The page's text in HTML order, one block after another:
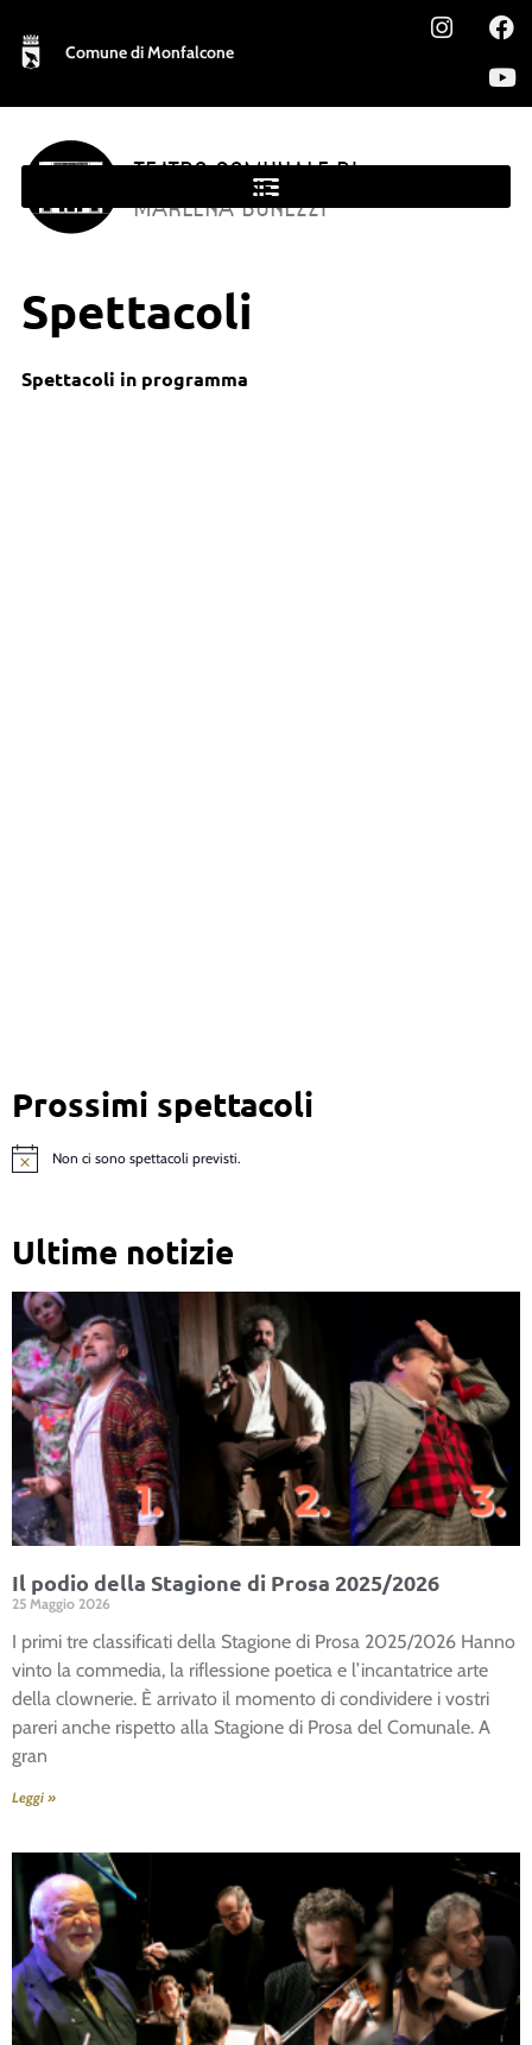
Comune di Monfalcone
TEATRO COMUNALE DI
MONFALCONE
MARLENA BONEZZI
Spettacoli
Spettacoli in programma
Prossimi spettacoli
Notice Non ci sono spettacoli previsti.
Ultime notizie
Il podio della Stagione di Prosa 2025/2026
25 Maggio 2026
I primi tre classificati della Stagione di Prosa 2025/2026 Hanno
vinto la commedia, la riflessione poetica e l’incantatrice arte
della clownerie. È arrivato il momento di condividere i vostri
pareri anche rispetto alla Stagione di Prosa del Comunale. A
gran
Leggi »